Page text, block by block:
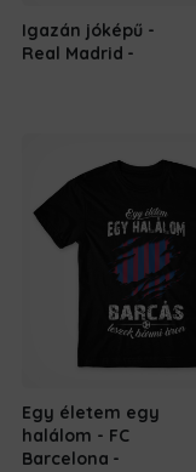
Igazán jóképű -
Real Madrid
Egy életem egy
halálom - FC
Barcelona